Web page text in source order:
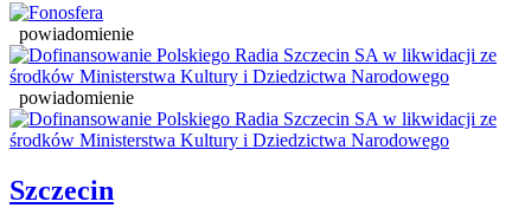
powiadomienie
powiadomienie
Szczecin